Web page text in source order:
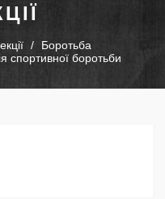
Боротьба
спортивної боротьби